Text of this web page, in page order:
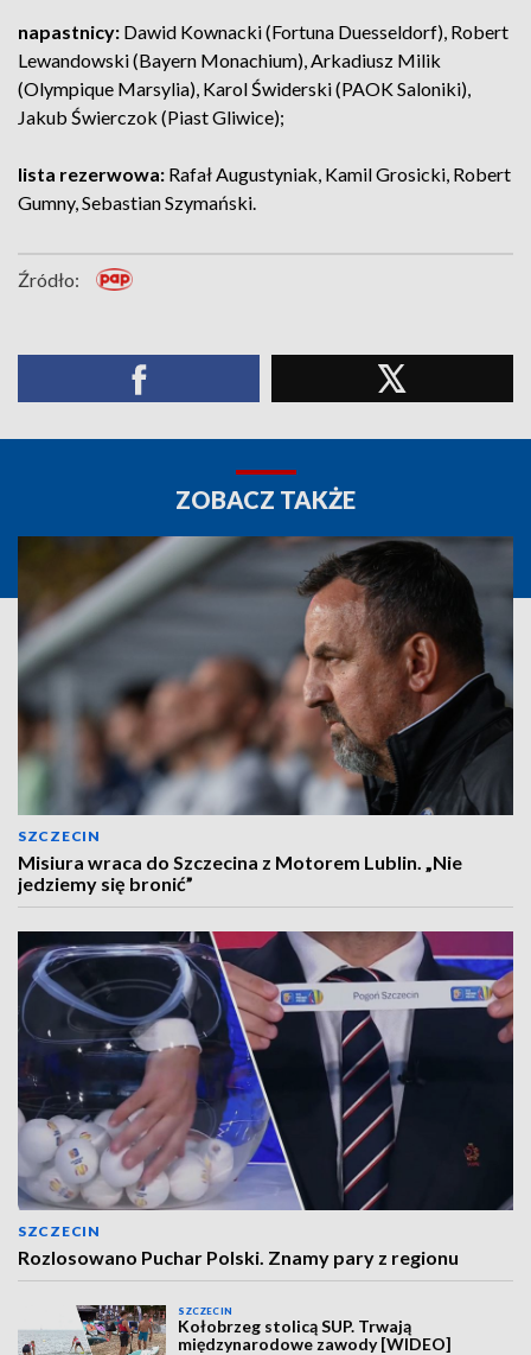
napastnicy: Dawid Kownacki (Fortuna Duesseldorf), Robert
Lewandowski (Bayern Monachium), Arkadiusz Milik
(Olympique Marsylia), Karol Świderski (PAOK Saloniki),
Jakub Świerczok (Piast Gliwice);
lista rezerwowa: Rafał Augustyniak, Kamil Grosicki, Robert
Gumny, Sebastian Szymański.
Źródło:
ZOBACZ TAKŻE
SZCZECIN
Misiura wraca do Szczecina z Motorem Lublin. „Nie
jedziemy się bronić”
SZCZECIN
Rozlosowano Puchar Polski. Znamy pary z regionu
SZCZECIN
Kołobrzeg stolicą SUP. Trwają
międzynarodowe zawody [WIDEO]